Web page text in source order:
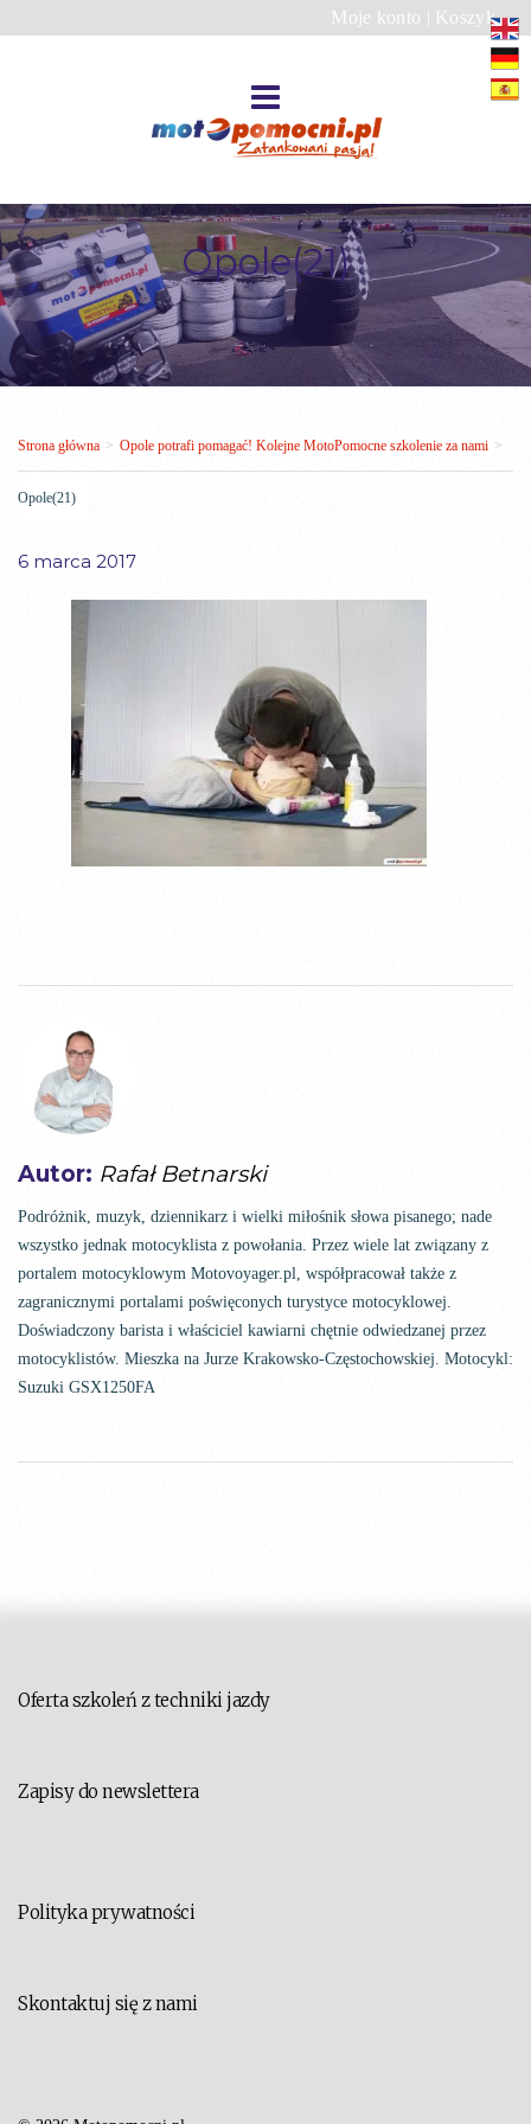
Moje konto | Koszyk
Opole(21)
Strona główna > Opole potrafi pomagać! Kolejne MotoPomocne szkolenie za nami >
Opole(21)
6 marca 2017
Autor: Rafał Betnarski
Podróżnik, muzyk, dziennikarz i wielki miłośnik słowa pisanego; nade
wszystko jednak motocyklista z powołania. Przez wiele lat związany z
portalem motocyklowym Motovoyager.pl, współpracował także z
zagranicznymi portalami poświęconych turystyce motocyklowej.
Doświadczony barista i właściciel kawiarni chętnie odwiedzanej przez
motocyklistów. Mieszka na Jurze Krakowsko-Częstochowskiej. Motocykl:
Suzuki GSX1250FA
Oferta szkoleń z techniki jazdy
Zapisy do newslettera
Polityka prywatności
Skontaktuj się z nami